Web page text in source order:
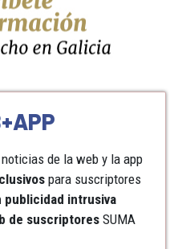
de la web y la app
para suscriptores
publicidad intrusiva
de suscriptores SUMA